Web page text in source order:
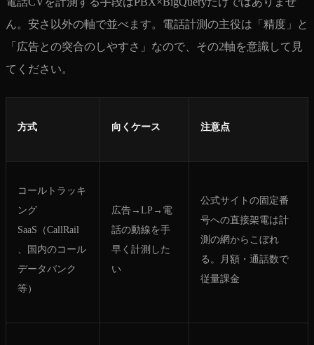
ん。安さ以外の軸で並べます。電話計測の主役は「精度」と
「広告との突合のしやすさ」なので、その2軸を意識して見
てください。
方式 向くケース 注意点
コールトラッキ
ング
SaaS（CallRail
、国内のコール
データバンク
等）
広告→LP→電
話の動線を手
早く計測した
い
公式サイトの固定番
号への直接架電は計
測の網からこぼれ
る。月額・通話数で
従量課金